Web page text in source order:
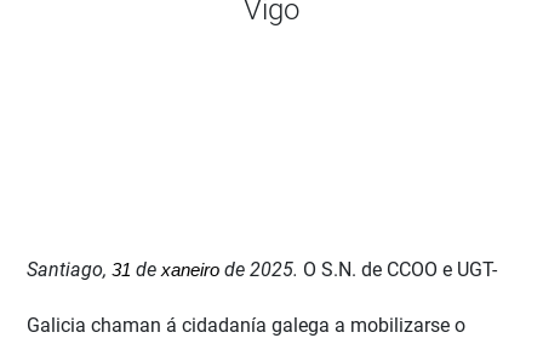
Vigo
Santiago,31 dexaneiro de 2025. O S.N. de CCOO e UGT-
Galicia chaman á cidadanía galega a mobilizarse o